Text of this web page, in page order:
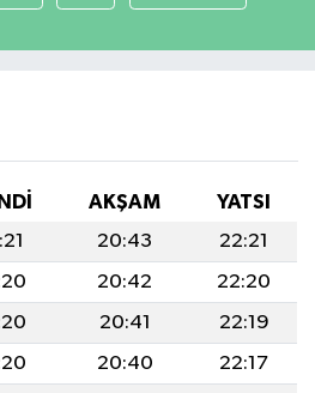
AKŞAM
YATSI
20:43
22:21
20:42
22:20
20:41
22:19
20:40
22:17